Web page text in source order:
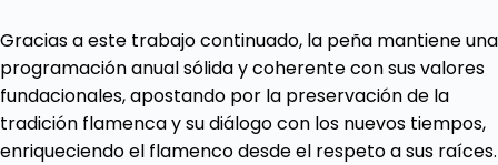
Gracias a este trabajo continuado, la peña mantiene una
programación anual sólida y coherente con sus valores
fundacionales, apostando por la preservación de la
tradición flamenca y su diálogo con los nuevos tiempos,
enriqueciendo el flamenco desde el respeto a sus raíces.